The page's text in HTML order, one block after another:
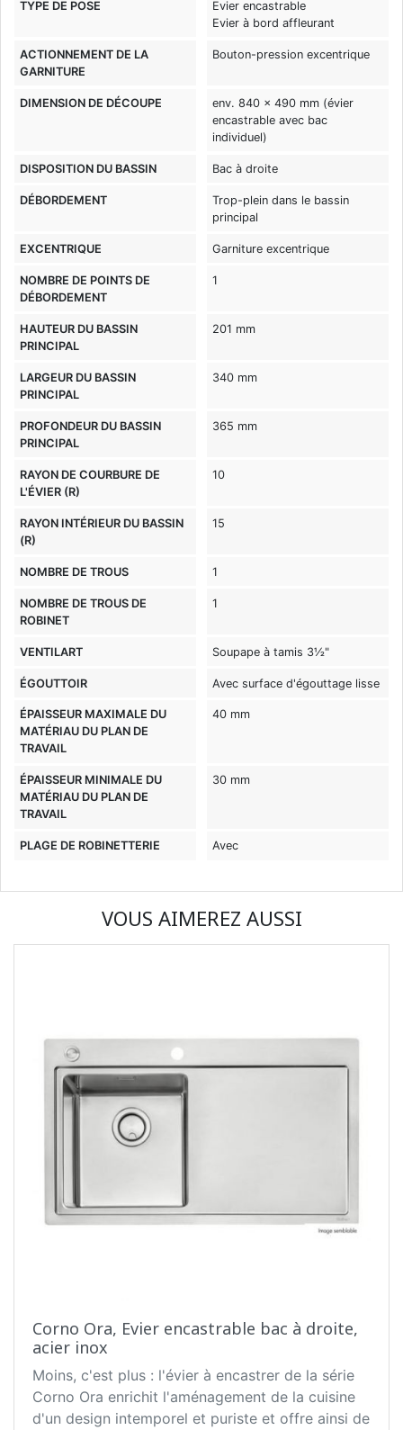
TYPE DE POSE
Evier encastrable
Evier à bord affleurant
ACTIONNEMENT DE LA
GARNITURE
Bouton-pression excentrique
DIMENSION DE DÉCOUPE
env. 840 x 490 mm (évier
encastrable avec bac
individuel)
DISPOSITION DU BASSIN Bac à droite
DÉBORDEMENT
Trop-plein dans le bassin
principal
EXCENTRIQUE Garniture excentrique
NOMBRE DE POINTS DE
DÉBORDEMENT
1
HAUTEUR DU BASSIN
PRINCIPAL
201 mm
LARGEUR DU BASSIN
PRINCIPAL
340 mm
PROFONDEUR DU BASSIN
PRINCIPAL
365 mm
RAYON DE COURBURE DE
L'ÉVIER (R)
10
RAYON INTÉRIEUR DU BASSIN
(R)
15
NOMBRE DE TROUS 1
NOMBRE DE TROUS DE
ROBINET
1
VENTILART Soupape à tamis 3½"
ÉGOUTTOIR Avec surface d'égouttage lisse
ÉPAISSEUR MAXIMALE DU
MATÉRIAU DU PLAN DE
TRAVAIL
40 mm
ÉPAISSEUR MINIMALE DU
MATÉRIAU DU PLAN DE
TRAVAIL
30 mm
PLAGE DE ROBINETTERIE Avec
VOUS AIMEREZ AUSSI
Corno Ora, Evier encastrable bac à droite,
acier inox
Moins, c'est plus : l'évier à encastrer de la série
Corno Ora enrichit l'aménagement de la cuisine
d'un design intemporel et puriste et offre ainsi de